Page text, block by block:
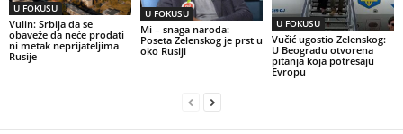
U FOKUSU
Vulin: Srbija da se
obaveže da neće prodati
ni metak neprijateljima
Rusije
U FOKUSU
Mi – snaga naroda:
Poseta Zelenskog je prst u
oko Rusiji
U FOKUSU
Vučić ugostio Zelenskog:
U Beogradu otvorena
pitanja koja potresaju
Evropu